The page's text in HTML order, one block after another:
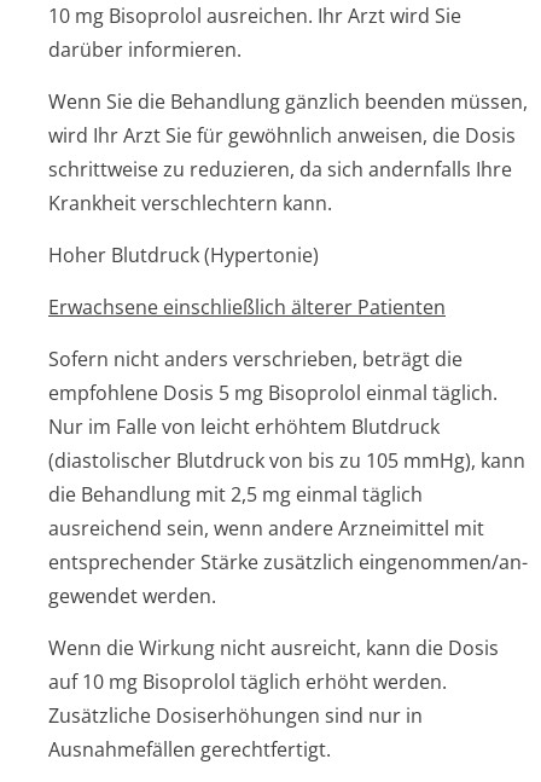
10 mg Bisoprolol ausreichen. Ihr Arzt wird Sie
darüber informieren.
Wenn Sie die Behandlung gänzlich beenden müssen,
wird Ihr Arzt Sie für gewöhnlich anweisen, die Dosis
schrittweise zu reduzieren, da sich andernfalls Ihre
Krankheit verschlechter­n kann.
Hoher Blutdruck (Hypertonie)
Erwachsene einschließlich älterer Patienten
Sofern nicht anders verschrieben, beträgt die
empfohlene Dosis 5 mg Bisoprolol einmal täglich.
Nur im Falle von leicht erhöhtem Blutdruck
(diastolischer Blutdruck von bis zu 105 mmHg), kann
die Behandlung mit 2,5 mg einmal täglich
ausreichend sein, wenn andere Arzneimittel mit
entsprechender Stärke zusätzlich eingenommen/an­
gewendet werden.
Wenn die Wirkung nicht ausreicht, kann die Dosis
auf 10 mg Bisoprolol täglich erhöht werden.
Zusätzliche Dosiserhöhungen sind nur in
Ausnahmefällen gerechtfertigt.